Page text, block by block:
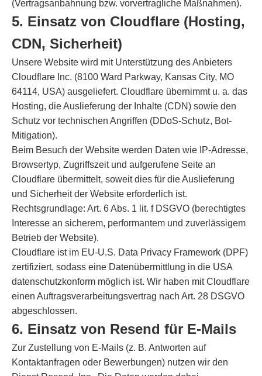
(Vertragsanbahnung bzw. vorvertragliche Maßnahmen).
5. Einsatz von Cloudflare (Hosting,
CDN, Sicherheit)
Unsere Website wird mit Unterstützung des Anbieters
Cloudflare Inc. (8100 Ward Parkway, Kansas City, MO
64114, USA) ausgeliefert. Cloudflare übernimmt u. a. das
Hosting, die Auslieferung der Inhalte (CDN) sowie den
Schutz vor technischen Angriffen (DDoS-Schutz, Bot-
Mitigation).
Beim Besuch der Website werden Daten wie IP-Adresse,
Browsertyp, Zugriffszeit und aufgerufene Seite an
Cloudflare übermittelt, soweit dies für die Auslieferung
und Sicherheit der Website erforderlich ist.
Rechtsgrundlage: Art. 6 Abs. 1 lit. f DSGVO (berechtigtes
Interesse an sicherem, performantem und zuverlässigem
Betrieb der Website).
Cloudflare ist im EU-U.S. Data Privacy Framework (DPF)
zertifiziert, sodass eine Datenübermittlung in die USA
datenschutzkonform möglich ist. Wir haben mit Cloudflare
einen Auftragsverarbeitungsvertrag nach Art. 28 DSGVO
abgeschlossen.
6. Einsatz von Resend für E-Mails
Zur Zustellung von E-Mails (z. B. Antworten auf
Kontaktanfragen oder Bewerbungen) nutzen wir den